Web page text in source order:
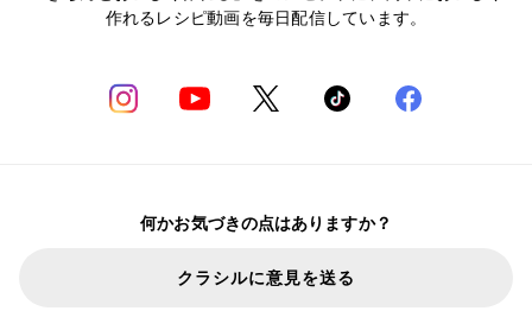
作れるレシピ動画を毎日配信しています。
何かお気づきの点はありますか？
クラシルに意見を送る